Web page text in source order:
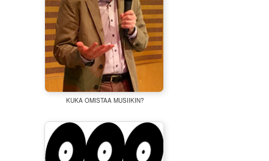
KUKA OMISTAA MUSIIKIN?